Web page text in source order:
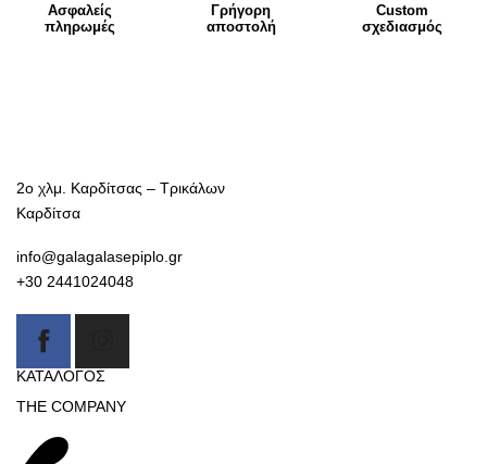
Ασφαλείς
πληρωμές
Γρήγορη
αποστολή
Custom
σχεδιασμός
2ο χλμ. Καρδίτσας – Τρικάλων
Καρδίτσα
info@galagalasepiplo.gr
+30 2441024048
ΚΑΤΑΛΟΓΟΣ
Καναπέδες
Βιβλιοθήκες-Συνθέσεις
THE COMPANY
Γαλαγάλας έπιπλο